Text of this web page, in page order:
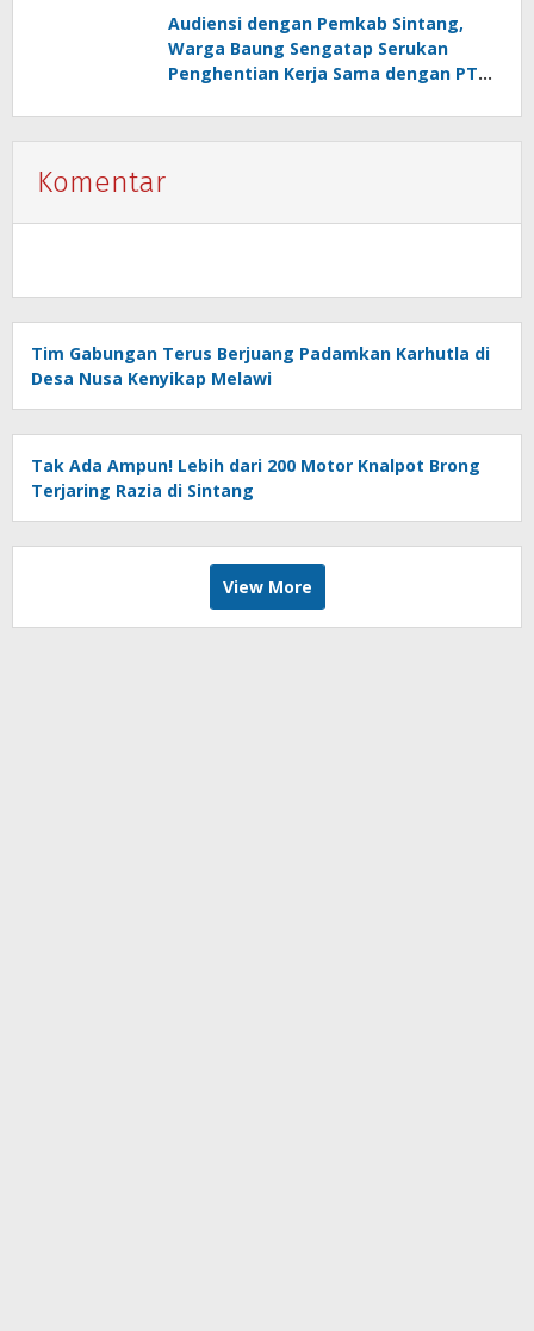
Audiensi dengan Pemkab Sintang,
Warga Baung Sengatap Serukan
Penghentian Kerja Sama dengan PT
Komentar
Tim Gabungan Terus Berjuang Padamkan Karhutla di
Desa Nusa Kenyikap Melawi
Tak Ada Ampun! Lebih dari 200 Motor Knalpot Brong
Terjaring Razia di Sintang
View More